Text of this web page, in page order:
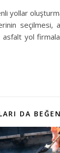
yollar
seçilmesi,
yol
DA